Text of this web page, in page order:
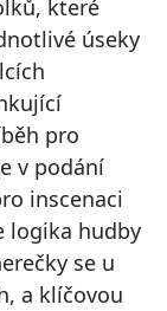
které
úseky
pro
v podání
inscenaci
logika hudby
se u
a klíčovou